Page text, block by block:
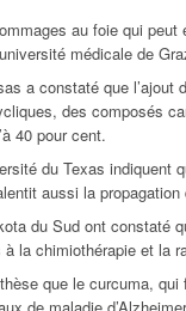
au foie qui
médicale de
a constaté que
des composés
40 pour cent.
du Texas indiquent
aussi la
du Sud ont constaté
la chimiothérapie et la
que le curcuma,
de maladie